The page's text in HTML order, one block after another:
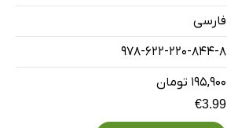
فارسی
978-622-220-844-8
۱۹۵,۹۰۰ تومان
€3.99